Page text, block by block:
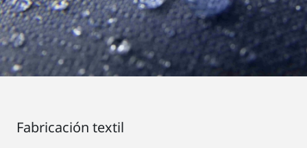
Fabricación textil